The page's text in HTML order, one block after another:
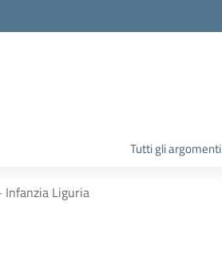
Tutti gli argomenti
Infanzia Liguria